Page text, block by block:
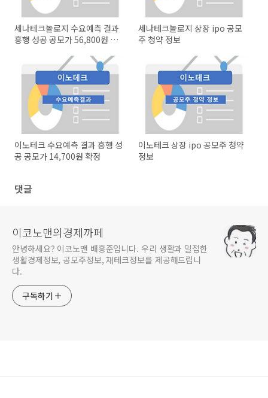
세나테크놀로지 수요예측 결과
흥행 성공 공모가 56,800원 확
세나테크놀로지 상장 ipo 공모
주 청약 정보
이노테크 수요예측 결과 흥행 성
공 공모가 14,700원 확정
이노테크 상장 ipo 공모주 청약
정보
댓글
이코노맨의경제까페
안녕하세요? 이코노맨 배흥준입니다. 우리 생활과 밀접한
생활경제정보, 공모주정보, 재테크정보를 제공해드립니
다.
구독하기